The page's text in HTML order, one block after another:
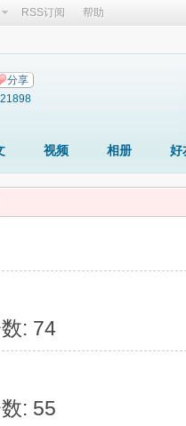
RSS订阅 帮助
分享
视频 相册 好
: 74
: 55